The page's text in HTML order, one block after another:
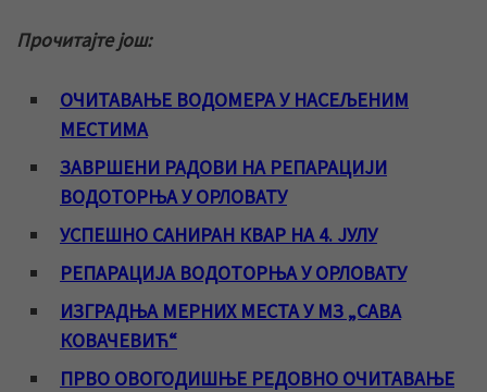
Прочитајте још:
ОЧИТАВАЊЕ ВОДОМЕРА У НАСЕЉЕНИМ
МЕСТИМА
ЗАВРШЕНИ РАДОВИ НА РЕПАРАЦИЈИ
ВОДОТОРЊА У ОРЛОВАТУ
УСПЕШНО САНИРАН КВАР НА 4. ЈУЛУ
РЕПАРАЦИЈА ВОДОТОРЊА У ОРЛОВАТУ
ИЗГРАДЊА МЕРНИХ МЕСТА У МЗ „САВА
КОВАЧЕВИЋ“
ПРВО ОВОГОДИШЊЕ РЕДОВНО ОЧИТАВАЊЕ